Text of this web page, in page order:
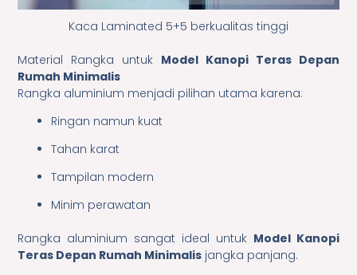
Kaca Laminated 5+5 berkualitas tinggi
Material Rangka untuk Model Kanopi Teras Depan
Rumah Minimalis
Rangka aluminium menjadi pilihan utama karena:
Ringan namun kuat
Tahan karat
Tampilan modern
Minim perawatan
Rangka aluminium sangat ideal untuk Model Kanopi
Teras Depan Rumah Minimalis jangka panjang.